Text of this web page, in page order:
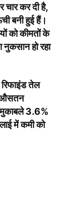
चार कर दी है,
बनी हुई हैं।
को कीमतों के
हो रहा
तेल
औसतन
3.6%
में कमी को